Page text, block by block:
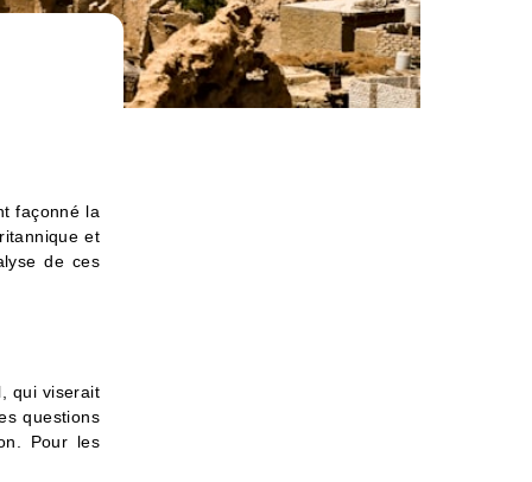
façonné la
et
de ces
qui viserait
questions
Pour les